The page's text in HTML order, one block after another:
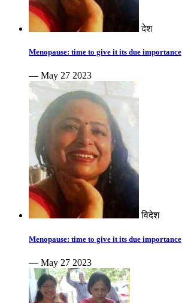
देश
Menopause: time to give it its due importance
— May 27 2023
विदेश
Menopause: time to give it its due importance
— May 27 2023